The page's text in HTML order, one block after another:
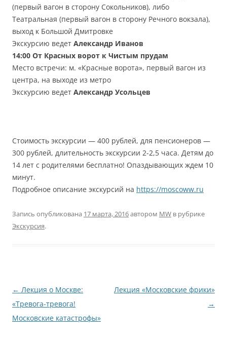
(первый вагон в сторону Сокольников), либо
Театральная (первый вагон в сторону Речного вокзала),
выход к Большой Дмитровке
Экскурсию ведет Александр Иванов
14:00 От Красных ворот к Чистым прудам
Место встречи: м. «Красные ворота», первый вагон из
центра, на выходе из метро
Экскурсию ведет Александр Усольцев
Стоимость экскурсии — 400 рублей, для пенсионеров —
300 рублей, длительность экскурсии 2-2,5 часа. Детям до
14 лет с родителями бесплатно! Опаздывающих ждем 10
минут.
Подробное описание экскурсий на https://moscoww.ru
Запись опубликована 17 марта, 2016автором MW в рубрике
Экскурсия.
Навигация
по
записям
← Лекция о Москве:
«Тревога-тревога!
Московские катастрофы»
Лекция «Московские фрики»
→